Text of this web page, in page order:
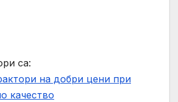
са:
на добри цени при
качество